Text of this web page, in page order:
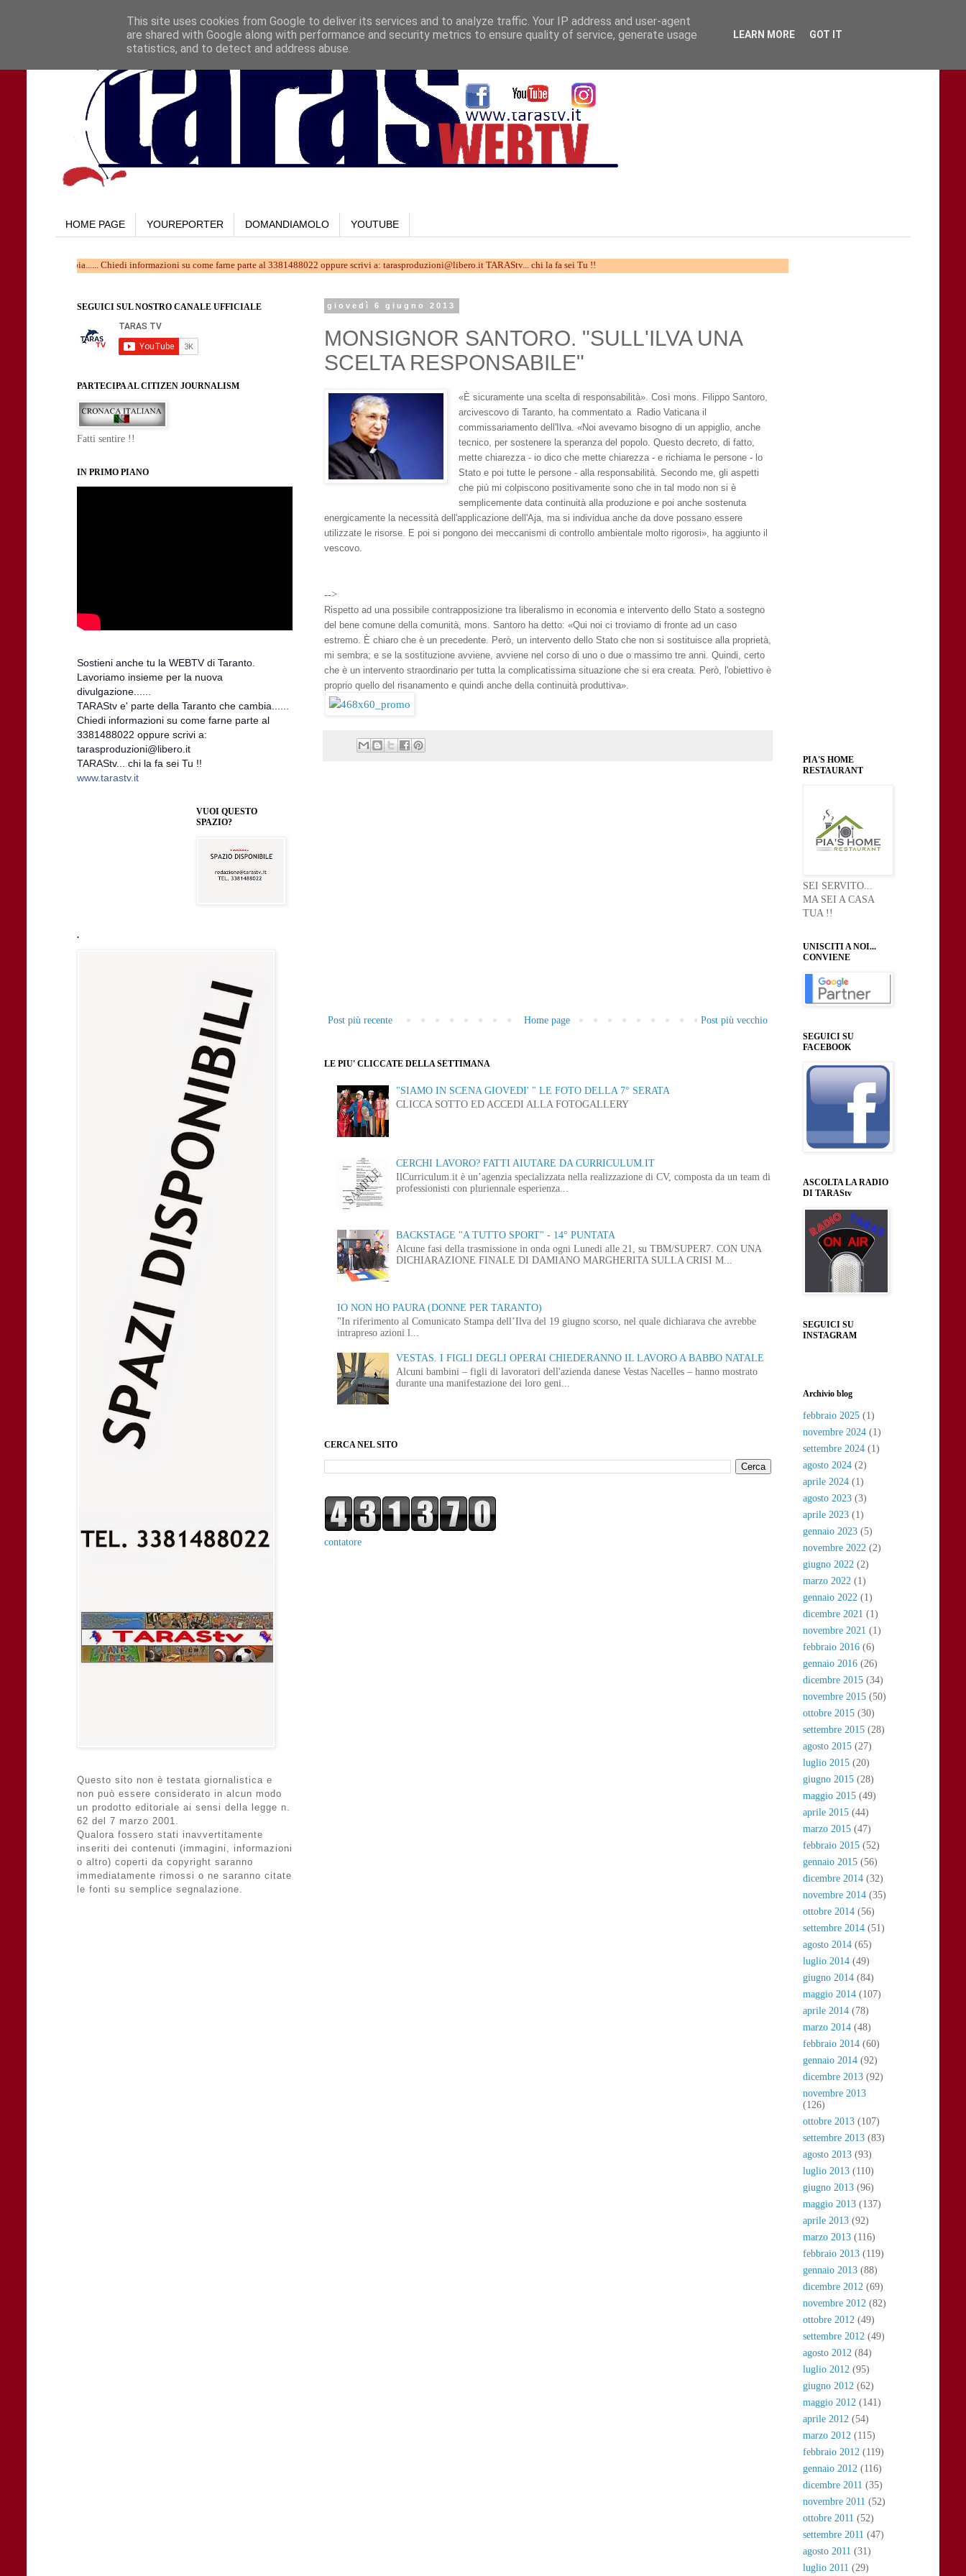
HOME PAGE YOUREPORTER DOMANDIAMOLO YOUTUBE
cambia...... Chiedi informazioni su come farne parte al 3381488022 oppure scrivi a: tarasproduzioni@libero.it TARAStv... chi la fa sei Tu !!
giovedì 6 giugno 2013
MONSIGNOR SANTORO. "SULL'ILVA UNA
SCELTA RESPONSABILE"
«È sicuramente una scelta di responsabilità». Così mons. Filippo Santoro,
arcivescovo di Taranto, ha commentato a Radio Vaticana il
commissariamento dell'Ilva. «Noi avevamo bisogno di un appiglio, anche
tecnico, per sostenere la speranza del popolo. Questo decreto, di fatto,
mette chiarezza - io dico che mette chiarezza - e richiama le persone - lo
Stato e poi tutte le persone - alla responsabilità. Secondo me, gli aspetti
che più mi colpiscono positivamente sono che in tal modo non si è
semplicemente data continuità alla produzione e poi anche sostenuta
energicamente la necessità dell'applicazione dell'Aja, ma si individua anche da dove possano essere
utilizzate le risorse. E poi si pongono dei meccanismi di controllo ambientale molto rigorosi», ha aggiunto il
vescovo.
-->
Rispetto ad una possibile contrapposizione tra liberalismo in economia e intervento dello Stato a sostegno
del bene comune della comunità, mons. Santoro ha detto: «Qui noi ci troviamo di fronte ad un caso
estremo. È chiaro che è un precedente. Però, un intervento dello Stato che non si sostituisce alla proprietà,
mi sembra; e se la sostituzione avviene, avviene nel corso di uno o due o massimo tre anni. Quindi, certo
che è un intervento straordinario per tutta la complicatissima situazione che si era creata. Però, l'obiettivo è
proprio quello del risanamento e quindi anche della continuità produttiva».
Post più recente Post più vecchio
Home page
LE PIU' CLICCATE DELLA SETTIMANA
"SIAMO IN SCENA GIOVEDI' " LE FOTO DELLA 7° SERATA
CLICCA SOTTO ED ACCEDI ALLA FOTOGALLERY
CERCHI LAVORO? FATTI AIUTARE DA CURRICULUM.IT
IlCurriculum.it è un’agenzia specializzata nella realizzazione di CV, composta da un team di
professionisti con pluriennale esperienza...
BACKSTAGE "A TUTTO SPORT" - 14° PUNTATA
Alcune fasi della trasmissione in onda ogni Lunedi alle 21, su TBM/SUPER7. CON UNA
DICHIARAZIONE FINALE DI DAMIANO MARGHERITA SULLA CRISI M...
IO NON HO PAURA (DONNE PER TARANTO)
"In riferimento al Comunicato Stampa dell’Ilva del 19 giugno scorso, nel quale dichiarava che avrebbe
intrapreso azioni l...
VESTAS. I FIGLI DEGLI OPERAI CHIEDERANNO IL LAVORO A BABBO NATALE
Alcuni bambini – figli di lavoratori dell'azienda danese Vestas Nacelles – hanno mostrato
durante una manifestazione dei loro geni...
CERCA NEL SITO
contatore
SEGUICI SUL NOSTRO CANALE UFFICIALE
PARTECIPA AL CITIZEN JOURNALISM
Fatti sentire !!
IN PRIMO PIANO
Sostieni anche tu la WEBTV di Taranto.
Lavoriamo insieme per la nuova
divulgazione......
TARAStv e' parte della Taranto che cambia......
Chiedi informazioni su come farne parte al
3381488022 oppure scrivi a:
tarasproduzioni@libero.it
TARAStv... chi la fa sei Tu !!
www.tarastv.it
VUOI QUESTO
SPAZIO?
.
Questo sito non è testata giornalistica e
non può essere considerato in alcun modo
un prodotto editoriale ai sensi della legge n.
62 del 7 marzo 2001.
Qualora fossero stati inavvertitamente
inseriti dei contenuti (immagini, informazioni
o altro) coperti da copyright saranno
immediatamente rimossi o ne saranno citate
le fonti su semplice segnalazione.
PIA'S HOME
RESTAURANT
SEI SERVITO...
MA SEI A CASA
TUA !!
UNISCITI A NOI...
CONVIENE
SEGUICI SU
FACEBOOK
ASCOLTA LA RADIO
DI TARAStv
SEGUICI SU
INSTAGRAM
Archivio blog
febbraio 2025 (1)
novembre 2024 (1)
settembre 2024 (1)
agosto 2024 (2)
aprile 2024 (1)
agosto 2023 (3)
aprile 2023 (1)
gennaio 2023 (5)
novembre 2022 (2)
giugno 2022 (2)
marzo 2022 (1)
gennaio 2022 (1)
dicembre 2021 (1)
novembre 2021 (1)
febbraio 2016 (6)
gennaio 2016 (26)
dicembre 2015 (34)
novembre 2015 (50)
ottobre 2015 (30)
settembre 2015 (28)
agosto 2015 (27)
luglio 2015 (20)
giugno 2015 (28)
maggio 2015 (49)
aprile 2015 (44)
marzo 2015 (47)
febbraio 2015 (52)
gennaio 2015 (56)
dicembre 2014 (32)
novembre 2014 (35)
ottobre 2014 (56)
settembre 2014 (51)
agosto 2014 (65)
luglio 2014 (49)
giugno 2014 (84)
maggio 2014 (107)
aprile 2014 (78)
marzo 2014 (48)
febbraio 2014 (60)
gennaio 2014 (92)
dicembre 2013 (92)
novembre 2013
(126)
ottobre 2013 (107)
settembre 2013 (83)
agosto 2013 (93)
luglio 2013 (110)
giugno 2013 (96)
maggio 2013 (137)
aprile 2013 (92)
marzo 2013 (116)
febbraio 2013 (119)
gennaio 2013 (88)
dicembre 2012 (69)
novembre 2012 (82)
ottobre 2012 (49)
settembre 2012 (49)
agosto 2012 (84)
luglio 2012 (95)
giugno 2012 (62)
maggio 2012 (141)
aprile 2012 (54)
marzo 2012 (115)
febbraio 2012 (119)
gennaio 2012 (116)
dicembre 2011 (35)
novembre 2011 (52)
ottobre 2011 (52)
settembre 2011 (47)
agosto 2011 (31)
luglio 2011 (29)
This site uses cookies from Google to deliver its services and to analyze traffic. Your IP address and user-agent
are shared with Google along with performance and security metrics to ensure quality of service, generate usage
statistics, and to detect and address abuse.
LEARN MORE GOT IT